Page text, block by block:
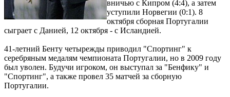
вничью с Кипром (4:4), а затем
уступили Норвегии (0:1). 8
октября сборная Португалии
сыграет с Данией, 12 октября - с Исландией.
41-летний Бенту четырежды приводил "Спортинг" к
серебряным медалям чемпионата Португалии, но в 2009 году
был уволен. Будучи игроком, он выступал за "Бенфику" и
"Спортинг", а также провел 35 матчей за сборную
Португалии.